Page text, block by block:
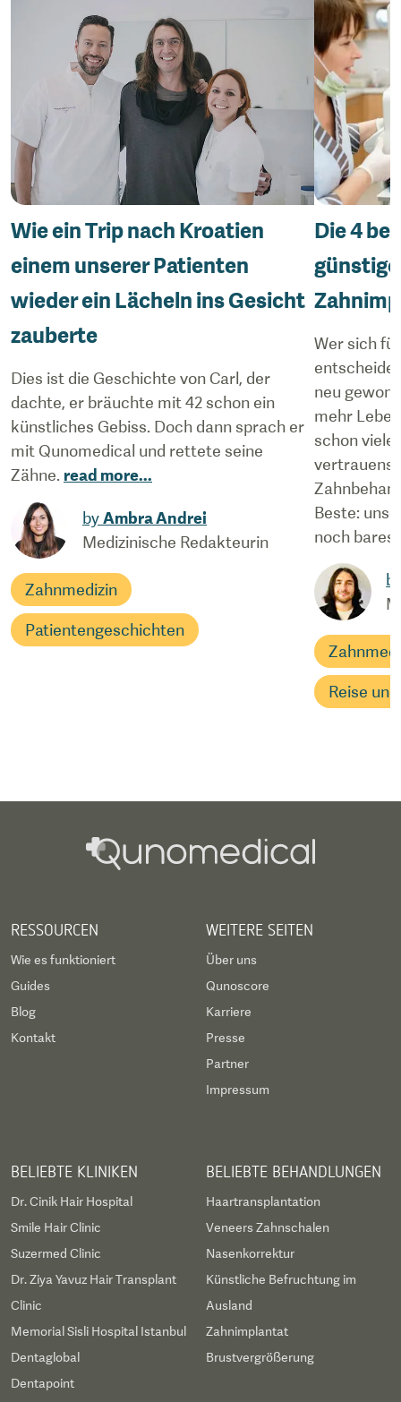
Wie ein Trip nach Kroatien
einem unserer Patienten
wieder ein Lächeln ins Gesicht
zauberte
Dies ist die Geschichte von Carl, der
dachte, er bräuchte mit 42 schon ein
künstliches Gebiss. Doch dann sprach er
mit Qunomedical und rettete seine
Zähne. read more...
byAmbra Andrei
Medizinische Redakteurin
Zahnmedizin
Patientengeschichten
Die 4
Wer sich
neu
mehr
schon
Beste:
noch bares
Reise
RESSOURCEN
Wie es funktioniert
Guides
Blog
Kontakt
WEITERE SEITEN
Über uns
Qunoscore
Karriere
Presse
Partner
Impressum
BELIEBTE KLINIKEN
Dr. Cinik Hair Hospital
Smile Hair Clinic
Suzermed Clinic
Dr. Ziya Yavuz Hair Transplant
Clinic
Memorial Sisli Hospital Istanbul
Dentaglobal
Dentapoint
BELIEBTE BEHANDLUNGEN
Haartransplantation
Veneers Zahnschalen
Nasenkorrektur
Künstliche Befruchtung im
Ausland
Zahnimplantat
Brustvergrößerung